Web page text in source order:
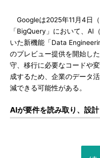
Googleは2025年11月4日
「BigQuery」において、AI
いた新機能「Data
のプレビュー提供を開始し
守、移行に必要なコードや
成するため、企業のデータ
減できる可能性がある。
AIが要件を読み取り、設